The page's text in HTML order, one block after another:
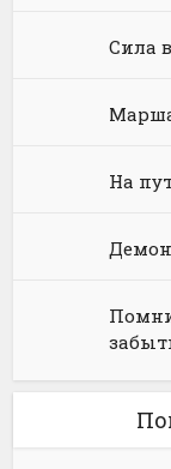
Сила
На